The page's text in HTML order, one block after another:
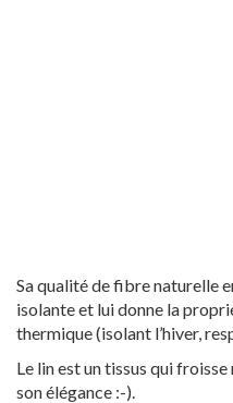
Sa qualité de fibre naturelle
isolante et lui donne la
thermique (isolant l’hiver,
Le lin est un tissus qui
son élégance :-).